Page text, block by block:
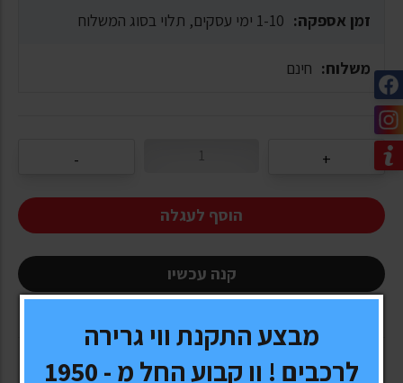
זמן אספקה: 1-10 ימי עסקים, תלוי בסוג המשלוח
משלוח: חינם
הוסף לעגלה
קנה עכשיו
מבצע התקנת ווי גרירה
לרכבים ! וו קבוע החל מ - 1950